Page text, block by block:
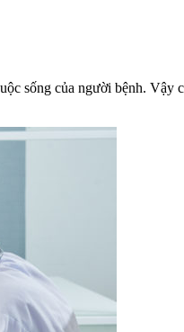
sống của người bệnh.